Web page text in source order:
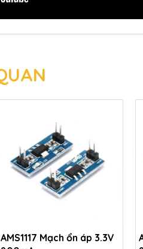
AMS1117 Mạch ổn áp 3.3V